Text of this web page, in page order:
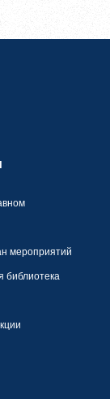
мероприятий
библиотека